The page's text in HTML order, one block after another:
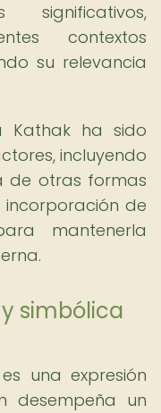
significativos,
contextos
su relevancia
Kathak ha sido
incluyendo
de otras formas
de
mantenerla
simbólica
una expresión
desempeña un